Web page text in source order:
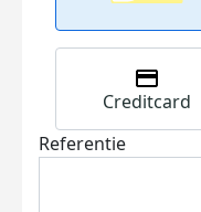
Creditcard
Referentie